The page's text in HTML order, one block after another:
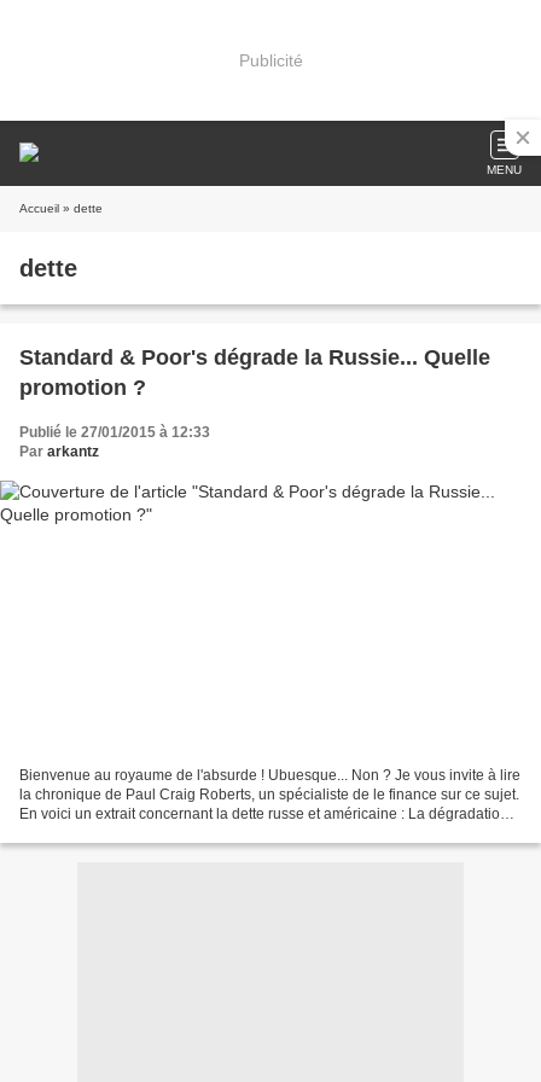
Publicité
MENU
Accueil » dette
dette
Standard & Poor's dégrade la Russie... Quelle
promotion ?
Publié le 27/01/2015 à 12:33
Par arkantz
Bienvenue au royaume de l'absurde ! Ubuesque... Non ? Je vous invite à lire
la chronique de Paul Craig Roberts, un spécialiste de le finance sur ce sujet.
En voici un extrait concernant la dette russe et américaine : La dégradation